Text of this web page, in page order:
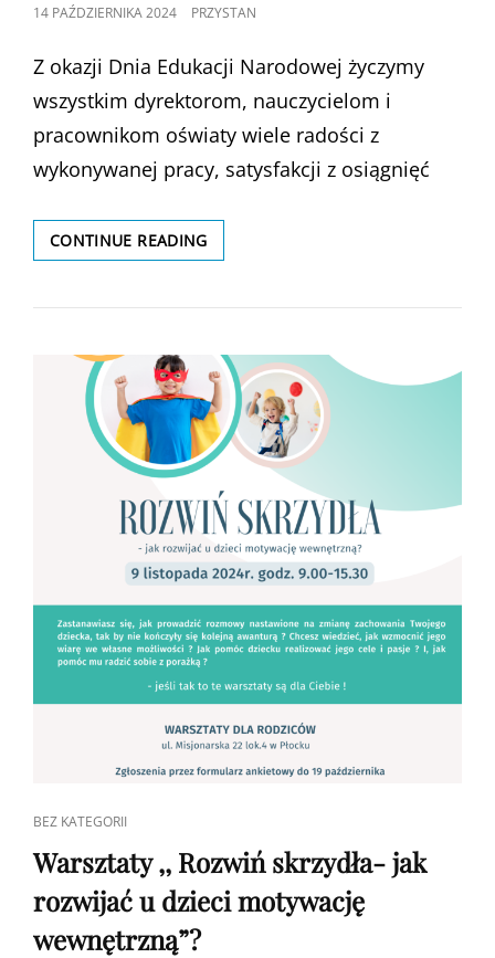
POSTED
14 PAŹDZIERNIKA 2024 PRZYSTAN
Z okazji Dnia Edukacji Narodowej życzymy
wszystkim dyrektorom, nauczycielom i
pracownikom oświaty wiele radości z
wykonywanej pracy, satysfakcji z osiągnięć
CONTINUE READINGDZIEŃ
NAUCZYCIELA
CAT
LINKS
BEZ KATEGORII
Warsztaty ,, Rozwiń skrzydła- jak
rozwijać u dzieci motywację
wewnętrzną”?